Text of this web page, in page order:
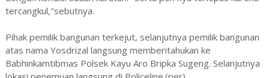
tercangkul,"sebutnya.
Pihak pemilik bangunan terkejut, selanjutnya pemilik bangunan
atas nama Yosdrizal langsung memberitahukan ke
Babhinkamtibmas Polsek Kayu Aro Bripka Sugeng. Selanjutnya